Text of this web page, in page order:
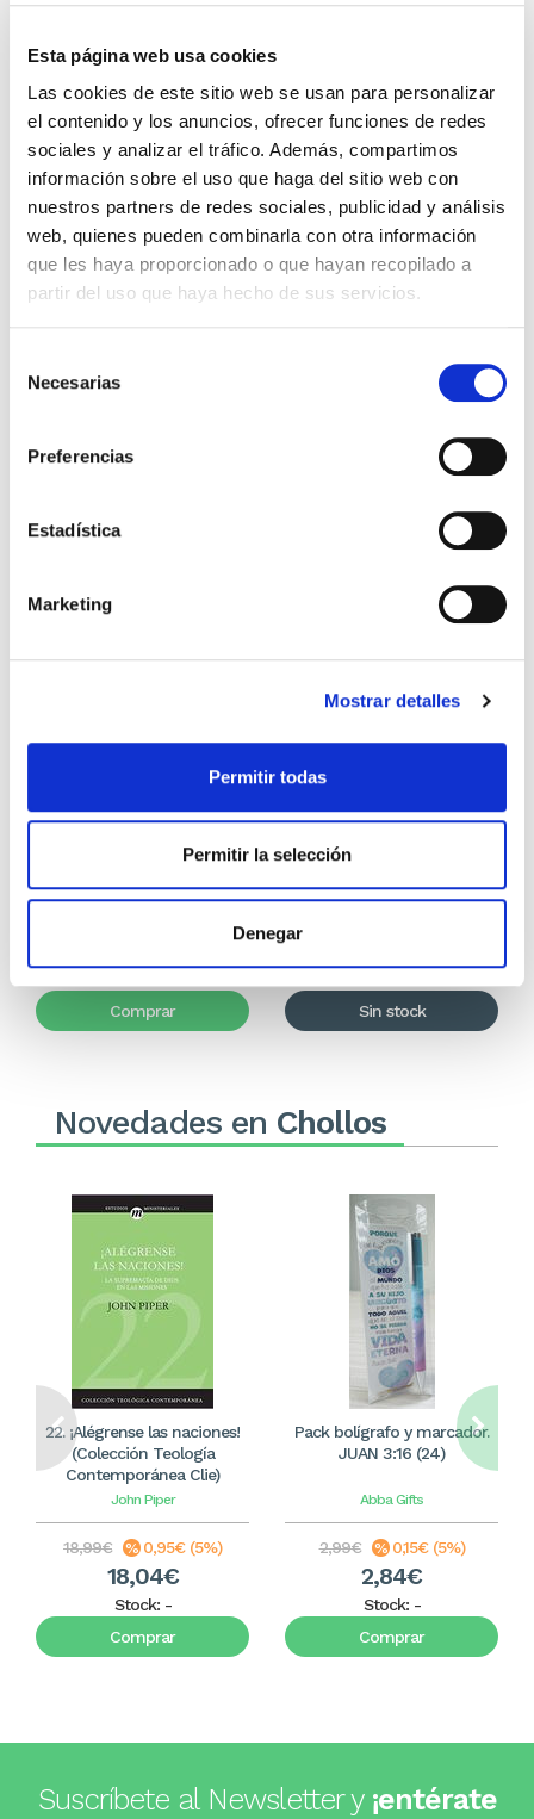
Esta página web usa cookies
Las cookies de este sitio web se usan para personalizar
el contenido y los anuncios, ofrecer funciones de redes
sociales y analizar el tráfico. Además, compartimos
información sobre el uso que haga del sitio web con
nuestros partners de redes sociales, publicidad y análisis
web, quienes pueden combinarla con otra información
que les haya proporcionado o que hayan recopilado a
partir del uso que haya hecho de sus servicios.
Necesarias
Preferencias
Estadística
Marketing
Mostrar detalles
Permitir todas
Permitir la selección
Denegar
Diccionario enciclopédico de
animales y plantas de la
Antonio Cruz
59,99€ 3,00€ (5%)
Comprar
Libro de los Salmos.
Comentario al texto hebreo
64,99€ 3,25€ (5%)
Proverbios para compartir
Comprar
2027 Paisajes
Sin stock
Novedades en Chollos
22. ¡Alégrense las naciones!
(Colección Teología
Contemporánea Clie)
John Piper
18,99€ 0,95€ (5%)
18,04€
Stock: -
Comprar
Pack bolígrafo y marcador.
JUAN 3:16 (24)
Abba Gifts
2,99€ 0,15€ (5%)
2,84€
Stock: -
Comprar
Suscríbete al Newsletter y ¡entérate